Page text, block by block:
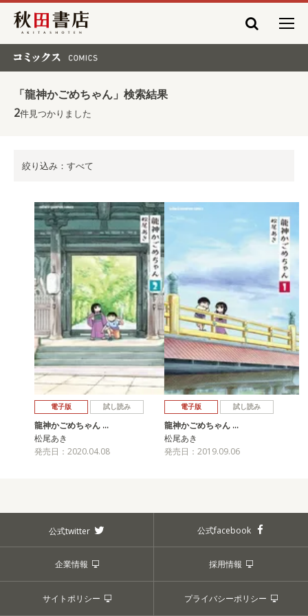
秋田書店
「龍神かごめちゃん」検索結果
2件見つかりました
絞り込み：すべて
電子版 試し読み
龍神かごめちゃん …
松尾あき
発売日：2020.04.08
電子版 試し読み
龍神かごめちゃん …
松尾あき
発売日：2019.09.06
公式twitter 公式facebook
企業情報 採用情報
サイトポリシー プライバシーポリシー